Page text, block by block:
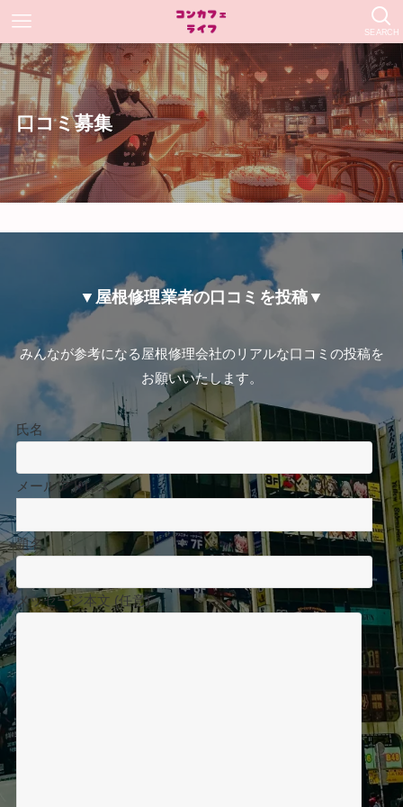
SEARCH
口コミ募集
▼屋根修理業者の口コミを投稿▼
みんなが参考になる屋根修理会社のリアルな口コミの投稿を
お願いいたします。
氏名
メールアドレス
題名
メッセージ本文 (任意)